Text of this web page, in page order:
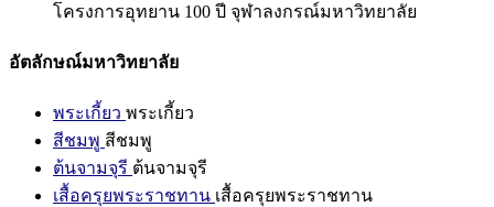
โครงการอุทยาน 100 ปี จุฬาลงกรณ์มหาวิทยาลัย
อัตลักษณ์มหาวิทยาลัย
พระเกี้ยว พระเกี้ยว
สีชมพู สีชมพู
ต้นจามจุรี ต้นจามจุรี
เสื้อครุยพระราชทาน เสื้อครุยพระราชทาน